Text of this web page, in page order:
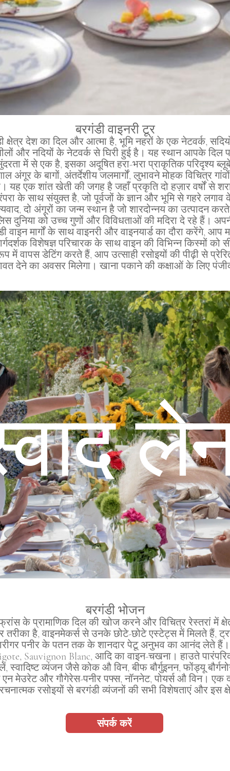
बरगंडी वाइनरी टूर
क्षेत्र देश का दिल और आत्मा है, भूमि नहरों के एक नेटवर्क,
और नदियों के नेटवर्क से घिरी हुई है। यह स्थान आपके दिल
में से एक है, इसका अदूषित हरा-भरा प्राकृतिक परिदृश्य
अंगूर के बागों, अंतर्देशीय जलमार्गों, लुभावने मोहक विचित्र
यह एक शांत खेती की जगह है जहाँ प्रकृति दो हज़ार वर्षों से
के साथ संयुक्त है, जो पूर्वजों के ज्ञान और भूमि से गहरे
दो अंगूरों का जन्म स्थान है जो शारदोन्नय का उत्पादन
दुनिया को उच्च गुणों और विविधताओं की मदिरा दे रहे हैं।
मार्गों के साथ वाइनरी और वाइनयार्ड का दौरा करेंगे, आप
विशेषज्ञ परिचारक के साथ वाइन की विभिन्न किस्मों
वापस डेटिंग करते हैं, आप उत्साही रसोइयों की पीढ़ी से
देने का अवसर मिलेगा। खाना पकाने की कक्षाओं के लिए
बरगंडी भोजन
के प्रामाणिक दिल की खोज करने और विचित्र रेस्तरां में
तरीका है, वाइनमेकर्स से उनके छोटे-छोटे एस्टेट्स में मिलते हैं,
पनीर के पतन तक के शानदार पेटू अनुभव का आनंद लेते
Sauvignon Blanc, आदि का वाइन-चखना। हाउते
स्वादिष्ट व्यंजन जैसे कोक औ विन, बीफ बौर्गुइनन, फोंड्यू
एन मेउरेट और गौगेरेस-पनीर पफ्स, नॉननेट, पोयर्स औ विन। एक
रसोइयों से बरगंडी व्यंजनों की सभी विशेषताएं और इस
संपर्क करें